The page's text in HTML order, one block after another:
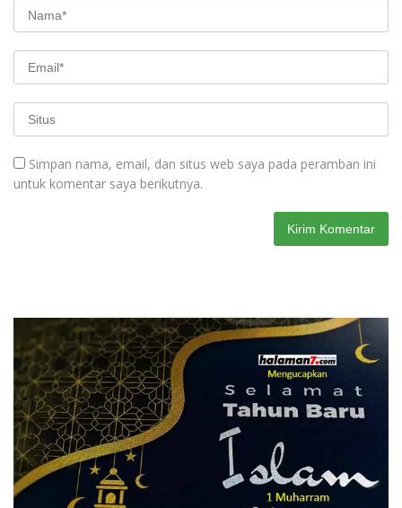
Simpan nama, email, dan situs web saya pada peramban ini
untuk komentar saya berikutnya.